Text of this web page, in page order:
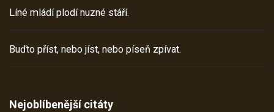
Líné mládí plodí nuzné stáří.
Buďto příst, nebo jíst, nebo píseň zpívat.
Nejoblíbenější citáty